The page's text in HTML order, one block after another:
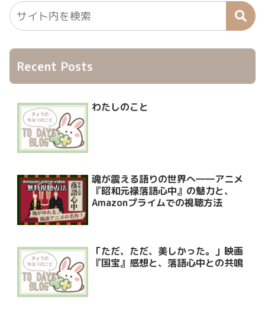
Recent Posts
わたしのこと
魂が震える語りの世界へ――アニメ
『昭和元禄落語心中』の魅力と、
Amazonプライムでの視聴方法
「ただ、ただ、美しかった。」映画
『国宝』感想と、落語心中との共鳴